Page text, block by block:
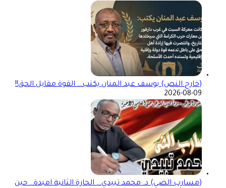
(خارج النص) يوسف عبد المنان يكتب… القوة مقابل الحق!!
2026-08-09
(مسارب الضي) د. محمد تبيدي… الحارة الثانية امبدة.. حين